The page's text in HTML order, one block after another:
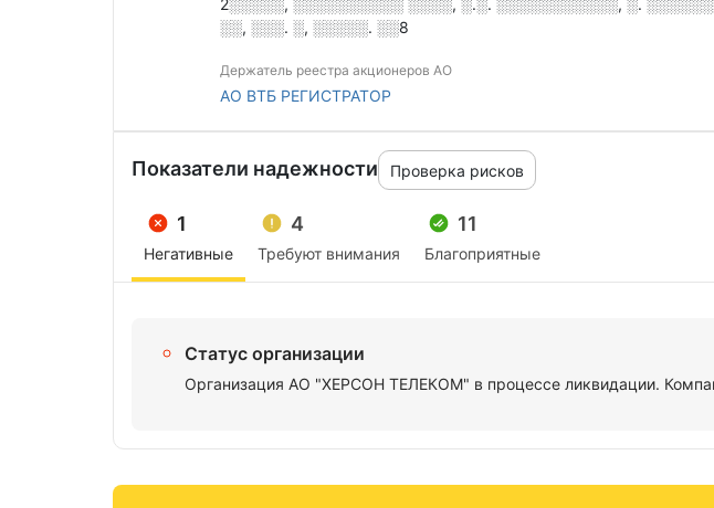
2░░░░░, ░░░░░░░░░░ ░░░░, ░.░. ░░░░░░░░░░░, ░.
░░, ░░░. ░, ░░░░░. ░░8
Держатель реестра акционеров АО
АО ВТБ РЕГИСТРАТОР
Показатели надежности Проверка рисков
1
Негативные
4
Требуют внимания
11
Благоприятные
Статус организации
Организация АО "ХЕРСОН ТЕЛЕКОМ" в процессе ликвидации.